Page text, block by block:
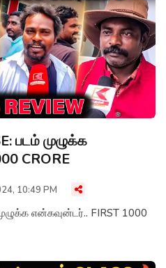
படம் முழுக்க
CRORE
10:49 PM
என்கவுன்டர்.. FIRST 1000